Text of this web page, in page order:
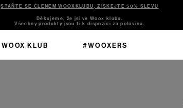
STAŇTE SE ČLENEM WOOXKLUBU, ZÍSKEJTE 50% SLEVU
Děkujeme, že jsi ve Woox klubu.
Všechny produkty jsou ti k dispozici za polovinu.
WOOX KLUB #WOOXERS